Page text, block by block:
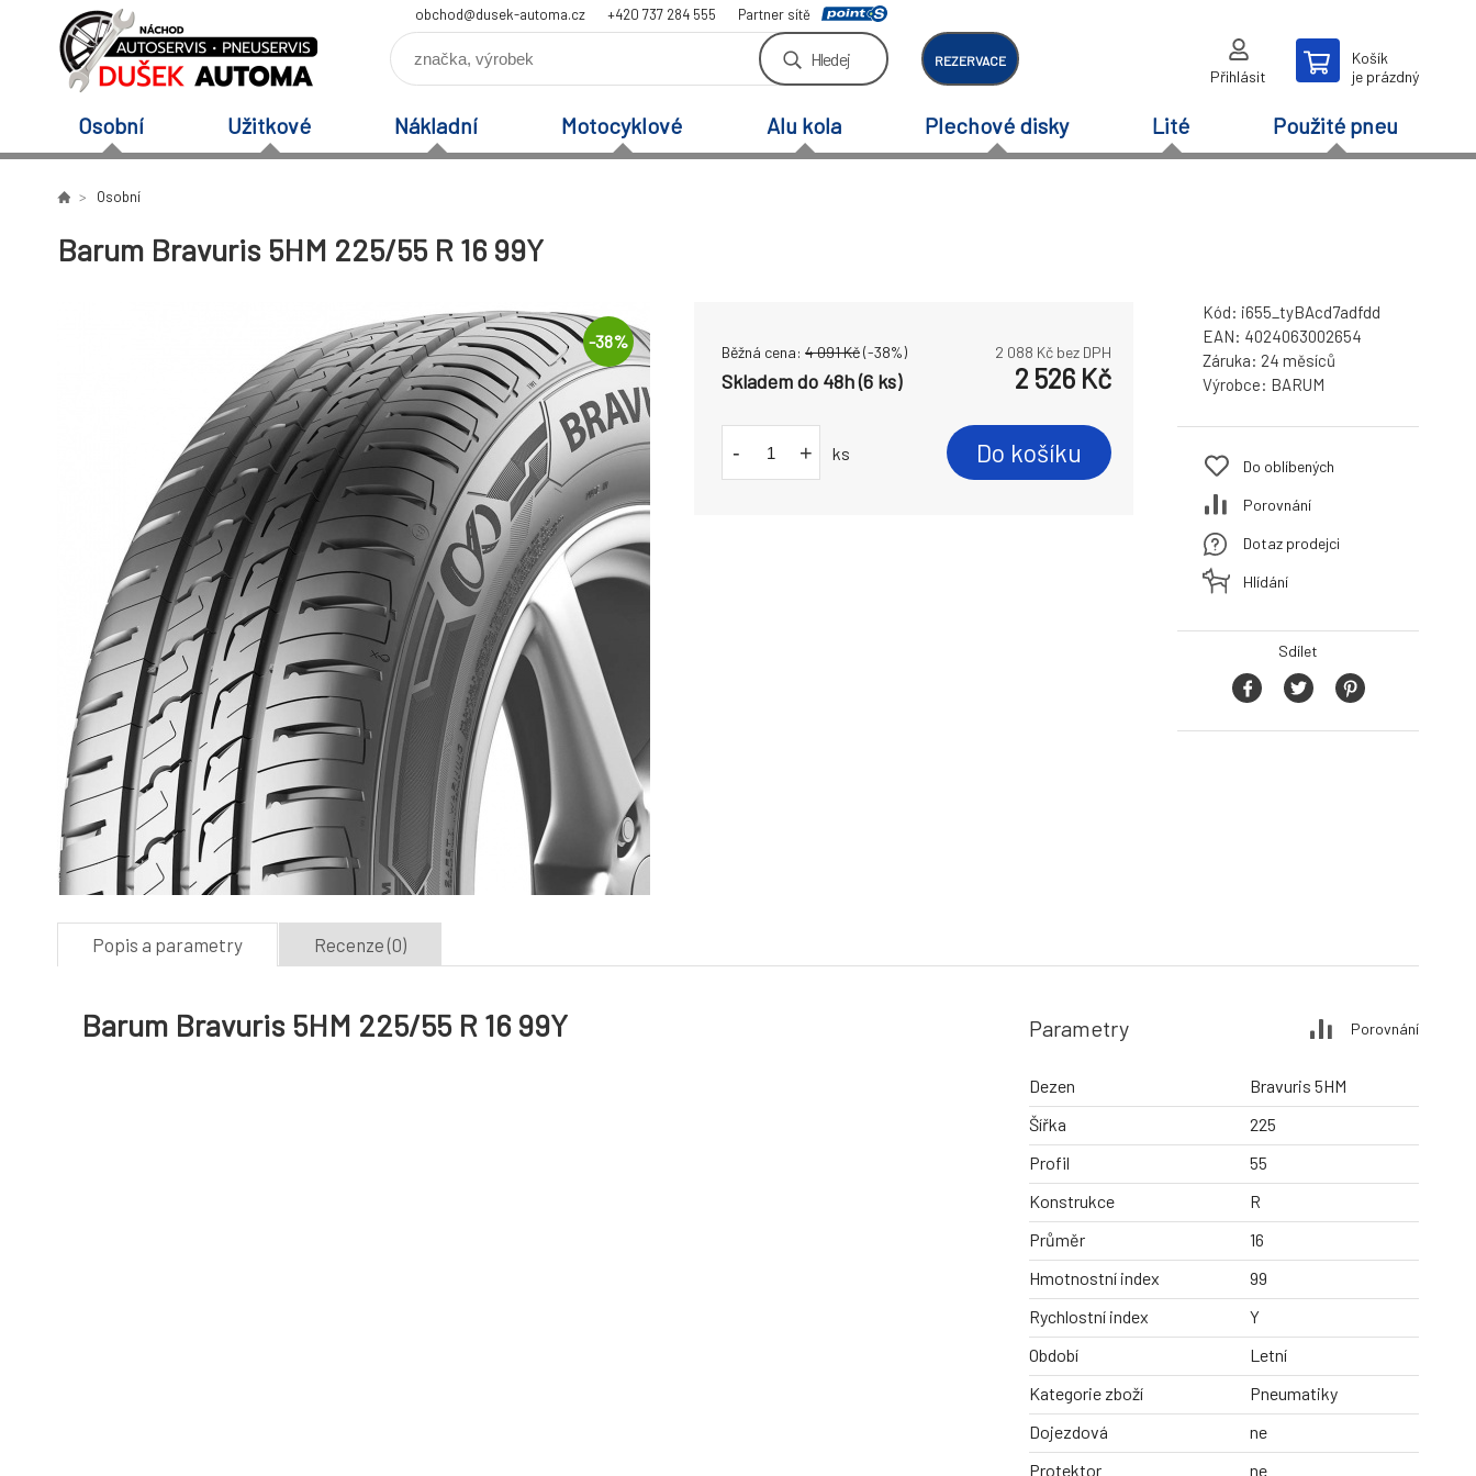
obchod@dusek-automa.cz +420 737 284 555 Partner sítě
Hledej REZERVACE
Přihlásit
Košík
je prázdný
Osobní Užitkové Nákladní Motocyklové Alu kola Plechové disky Lité Použité pneu
Osobní
Barum Bravuris 5HM 225/55 R 16 99Y
-38%
Běžná cena: 4 091Kč(-38%) 2 088 Kč bez DPH
Skladem do 48h (6 ks) 2 526 Kč
- + ks Do košíku
Kód: i655_tyBAcd7adfdd
EAN: 4024063002654
Záruka: 24 měsíců
Výrobce: BARUM
Do oblíbených
Porovnání
Dotaz prodejci
Hlídání
Sdílet
Popis a parametry Recenze (0)
Barum Bravuris 5HM 225/55 R 16 99Y Parametry Porovnání
Dezen
Bravuris 5HM
Šířka
225
Profil
55
Konstrukce
R
Průměr
16
Hmotnostní index
99
Rychlostní index
Y
Období
Letní
Kategorie zboží
Pneumatiky
Dojezdová
ne
Protektor
ne